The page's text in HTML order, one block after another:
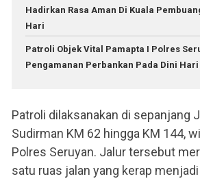
Hadirkan Rasa Aman Di Kuala
Hari
Patroli Objek Vital Pamapta I Polres
Pengamanan Perbankan Pada Dini Hari
Patroli dilaksanakan di sepanjang
Sudirman KM 62 hingga KM 144,
Polres Seruyan. Jalur tersebut
satu ruas jalan yang kerap